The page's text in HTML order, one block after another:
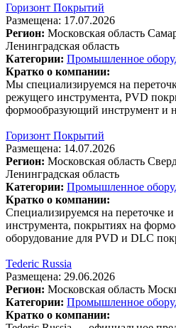
Горизонт Покрытий
Размещена: 17.07.2026
Регион: Московская область
Ленинградская область
Категории: Промышленное
Кратко о компании:
Мы специализируемся на
режущего инструмента, PVD
формообразующий инструмент и
Горизонт Покрытий
Размещена: 14.07.2026
Регион: Московская область
Ленинградская область
Категории: Промышленное
Кратко о компании:
Специализируемся на переточке
инструмента, покрытиях на
оборудование для PVD и DLС
Tederic Russia
Размещена: 29.06.2026
Регион: Московская область
Категории: Промышленное
Кратко о компании: